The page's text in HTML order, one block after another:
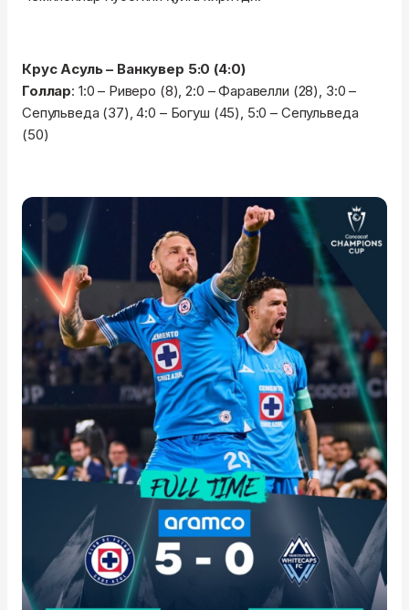
Крус Асуль – Ванкувер 5:0 (4:0)
Голлар: 1:0 – Риверо (8), 2:0 – Фаравелли (28), 3:0 –
Сепульведа (37), 4:0 – Богуш (45), 5:0 – Сепульведа
(50)